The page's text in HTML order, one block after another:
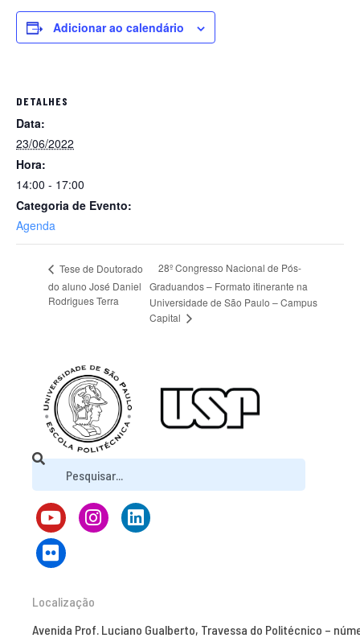
Adicionar ao calendário
DETALHES
Data:
23/06/2022
Hora:
14:00 - 17:00
Categoria de Evento:
Agenda
Tese de Doutorado
do aluno José Daniel
Rodrigues Terra
28º Congresso Nacional de Pós-
Graduandos – Formato itinerante na
Universidade de São Paulo – Campus
Capital
Localização
Avenida Prof. Luciano Gualberto, Travessa do Politécnico –